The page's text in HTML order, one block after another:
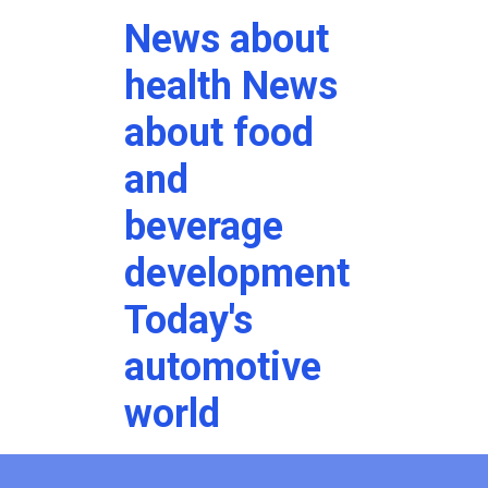
News about
health News
about food
and
beverage
development
Today's
automotive
world